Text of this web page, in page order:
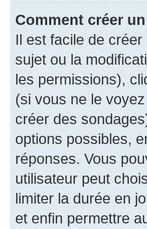
Comment créer
Il est facile de
sujet ou la
les permissions),
(si vous ne le
créer des
options possibles,
réponses. Vous
utilisateur peut
limiter la durée en
et enfin permettre